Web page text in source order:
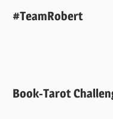
#TeamRobert
Book-Tarot